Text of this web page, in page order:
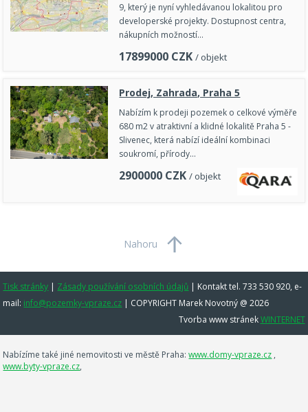
9, který je nyní vyhledávanou lokalitou pro
developerské projekty. Dostupnost centra,
nákupních možností…
17899000 CZK / objekt
Prodej, Zahrada, Praha 5
Nabízím k prodeji pozemek o celkové výměře
680 m2 v atraktivní a klidné lokalitě Praha 5 -
Slivenec, která nabízí ideální kombinaci
soukromí, přírody…
2900000 CZK / objekt
Nahoru
Tisk stránky | Zásady používání osobních údajů | Kontakt tel. 733 530 920, e-
mail: info@pozemky-vpraze.cz | COPYRIGHT Marek Novotný @ 2026
Tvorba www stránekWINTERNET
Nabízíme také jiné nemovitosti ve městě Praha:www.domy-vpraze.cz ,
www.byty-vpraze.cz,